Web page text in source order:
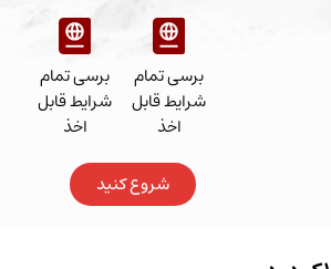
برسی تمام
شرایط قابل
اخذ
شروع کنید